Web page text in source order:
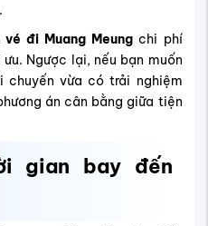
vé đi Muang Meung chi phí
Ngược lại, nếu bạn muốn
vừa có trải nghiệm
án cân bằng giữa tiện
gian bay đến